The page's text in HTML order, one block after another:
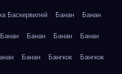
Баскервилей Банан Банан
Банан Банан Банан Банан
Банан Бангкок Бангкок